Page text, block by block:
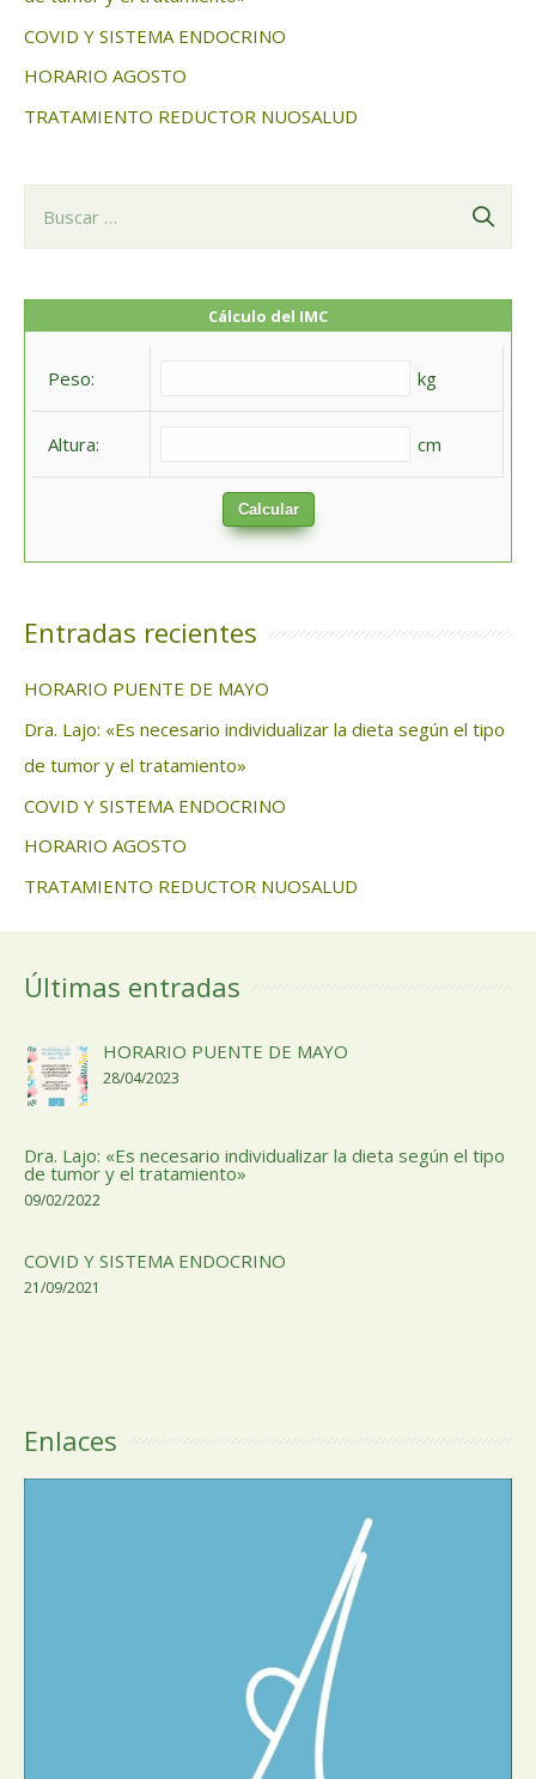
COVID Y SISTEMA ENDOCRINO
HORARIO AGOSTO
TRATAMIENTO REDUCTOR NUOSALUD
Cálculo del IMC
Peso: kg
Altura: cm
Calcular
Entradas recientes
HORARIO PUENTE DE MAYO
Dra. Lajo: «Es necesario individualizar la dieta según el tipo
de tumor y el tratamiento»
COVID Y SISTEMA ENDOCRINO
HORARIO AGOSTO
TRATAMIENTO REDUCTOR NUOSALUD
Últimas entradas
HORARIO PUENTE DE MAYO
28/04/2023
Dra. Lajo: «Es necesario individualizar la dieta según el tipo
de tumor y el tratamiento»
09/02/2022
COVID Y SISTEMA ENDOCRINO
21/09/2021
Enlaces